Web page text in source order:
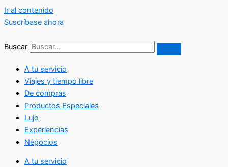
Ir al contenido
Suscríbase ahora
Buscar
A tu servicio
Viajes y tiempo libre
De compras
Productos Especiales
Lujo
Experiencias
Negocios
A tu servicio